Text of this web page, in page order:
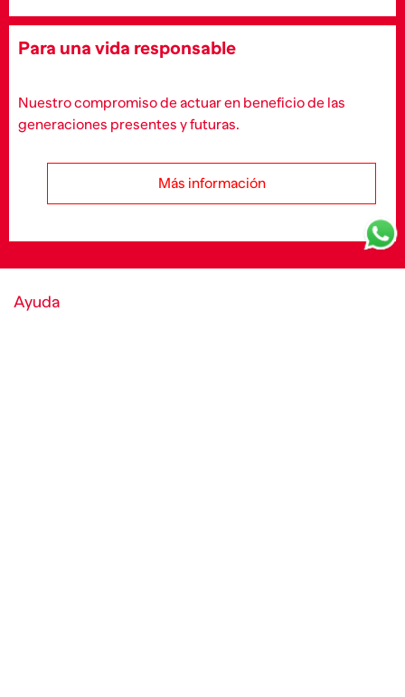
Para una vida responsable
Nuestro compromiso de actuar en beneficio de las
generaciones presentes y futuras.
Más información
Ayuda